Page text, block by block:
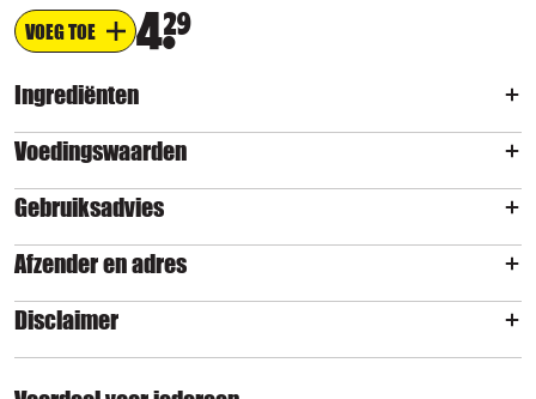
VOEG TOE 429
Ingrediënten
Voedingswaarden
Gebruiksadvies
Afzender en adres
Disclaimer